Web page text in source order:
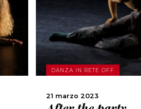
DANZA IN RETE OFF
21 marzo 2023
SCOPRI